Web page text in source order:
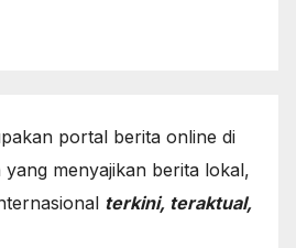
portal berita online di
yang menyajikan berita lokal,
terkini, teraktual,